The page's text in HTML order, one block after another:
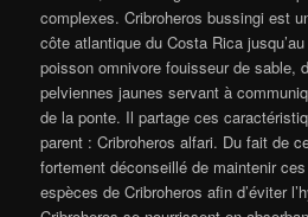
complexes. Cribroheros bussingi est
côte atlantique du Costa Rica
poisson omnivore fouisseur de sable,
pelviennes jaunes servant à
de la ponte. Il partage ces
parent : Cribroheros alfari. Du fait de
fortement déconseillé de maintenir
espèces de Cribroheros afin d’éviter